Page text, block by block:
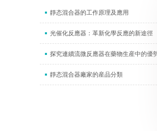
靜态混合器的工作原理及應用
光催化反應器：革新化學反應的新途徑
探究連續流微反應器在藥物生産中的優
靜态混合器廠家的産品分類